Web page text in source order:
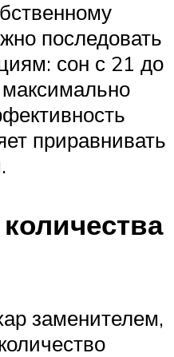
последовать
сон с 21 до
максимально
приравнивать
заменителем,